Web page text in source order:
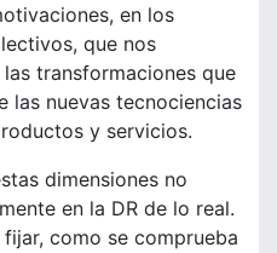
en los
que nos
transformaciones que
las nuevas tecnociencias
y servicios.
dimensiones no
en la DR de lo real.
como se comprueba